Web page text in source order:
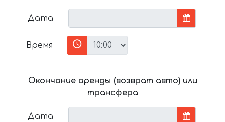
Дата
Время
Окончание аренды (возврат авто) или
трансфера
Дата